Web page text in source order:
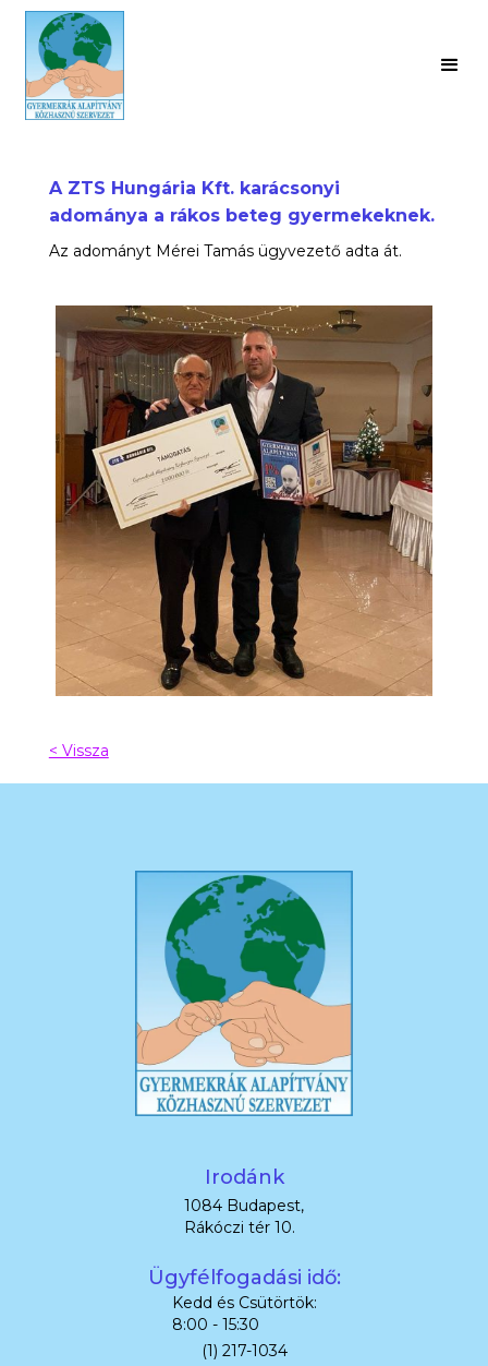
A ZTS Hungária Kft. karácsonyi
adománya a rákos beteg gyermekeknek.
Az adományt Mérei Tamás ügyvezető adta át.
< Vissza
Irodánk
1084 Budapest,
Rákóczi tér 10.
Ügyfélfogadási idő:
Kedd és Csütörtök:
8:00 - 15:30
(1) 217-1034